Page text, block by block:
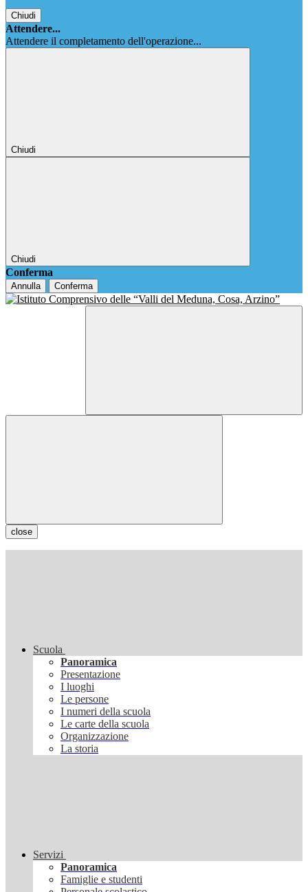
Chiudi
Attendere...
Attendere il completamento dell'operazione...
Chiudi
Chiudi
Conferma
Annulla Conferma
close
Scuola
Panoramica
Presentazione
I luoghi
Le persone
I numeri della scuola
Le carte della scuola
Organizzazione
La storia
Servizi
Panoramica
Famiglie e studenti